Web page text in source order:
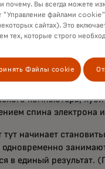
угроза
компьютеры, как и
информации в
является
Квантовый компьютер
компьютера,
спина электрона
начинает
одновременно
в единый результат.
почему. Вы всегда можете
"Управление файлами
сайтах). Это
тех, которые строго
Файлы cookie